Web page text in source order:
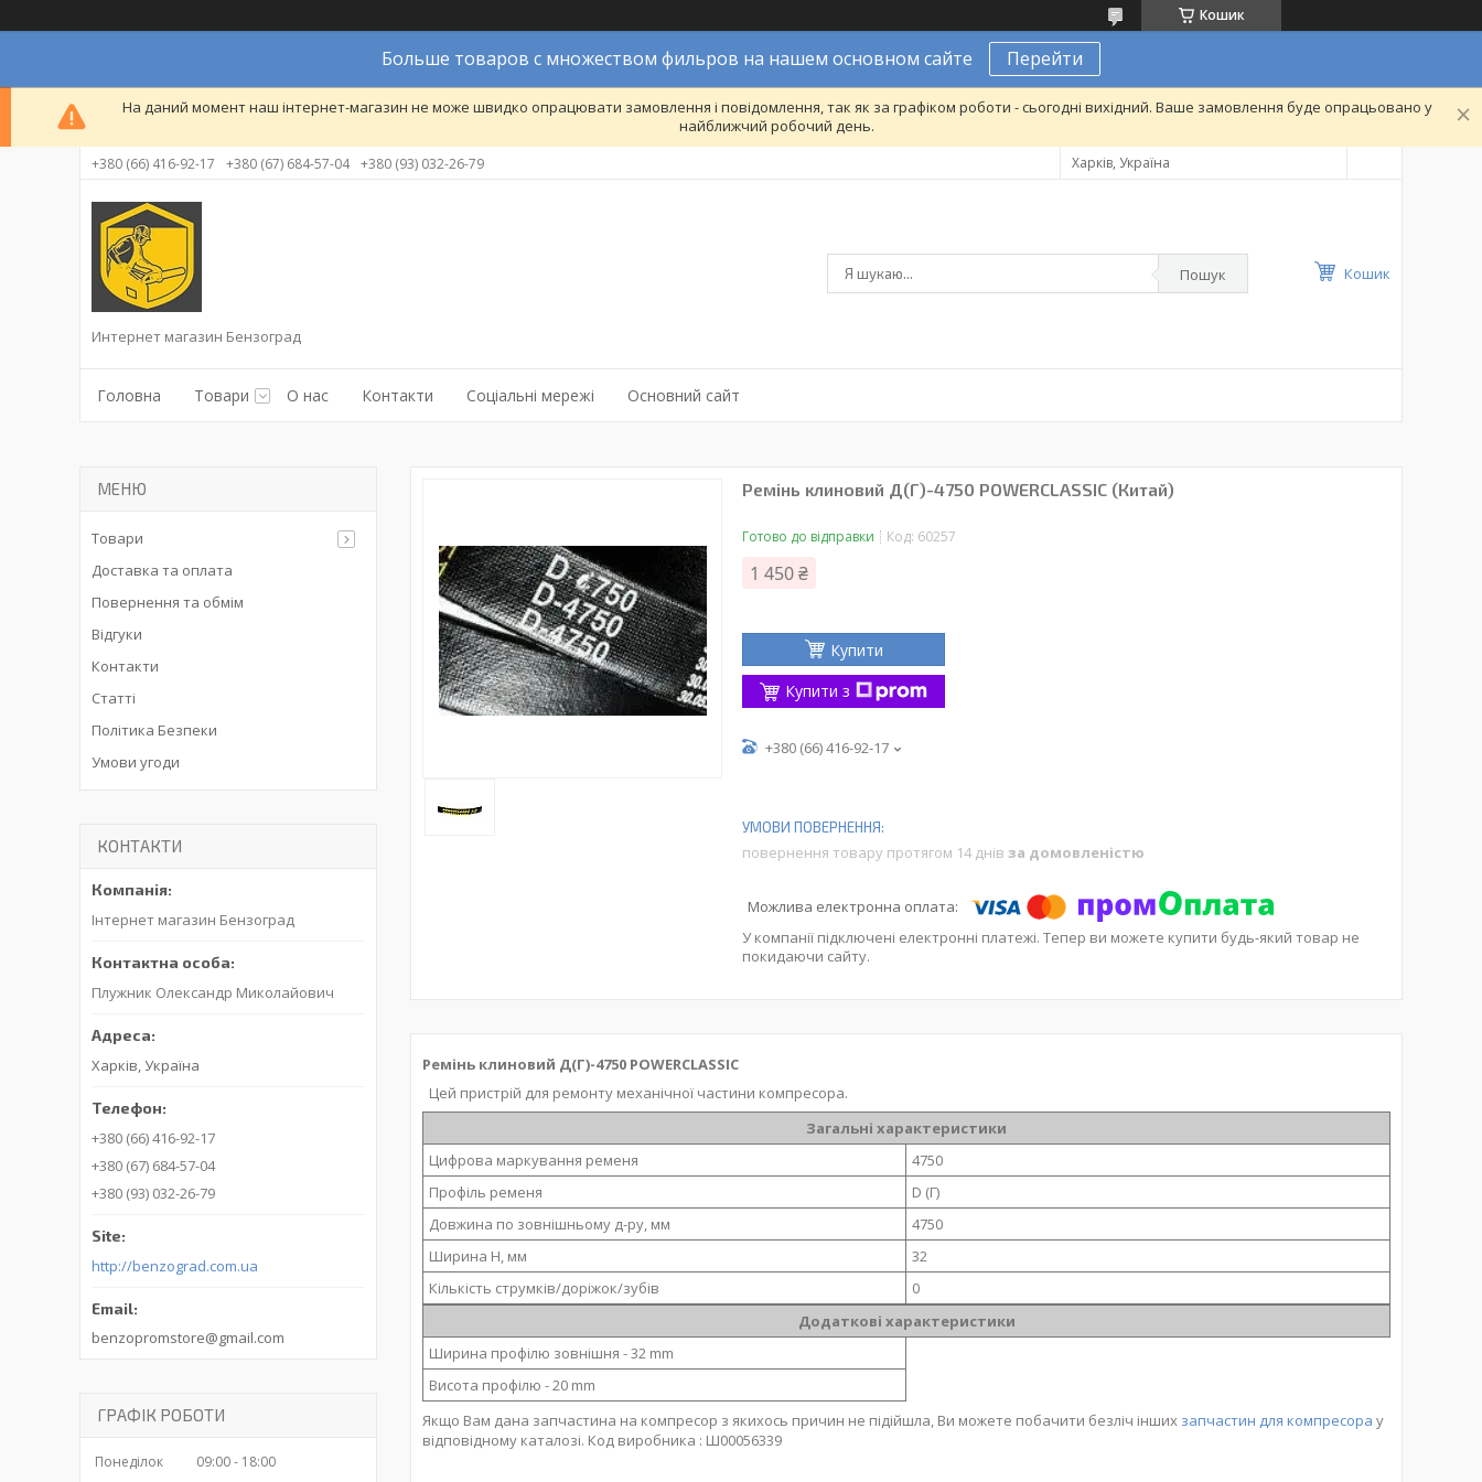
Кошик
Больше товаров с множеством фильров на нашем основном сайте Перейти
На даний момент наш інтернет-магазин не може швидко опрацювати замовлення і повідомлення, так як за графіком роботи - сьогодні вихідний. Ваше замовлення буде опрацьовано у
найближчий робочий день.
+380 (66) 416-92-17 +380 (67) 684-57-04 +380 (93) 032-26-79 Харків, Україна
Интернет магазин Бензоград
Пошук Кошик
Головна Товари О нас Контакти Соціальні мережі Основний сайт
Ремінь клиновий Д(Г)-4750 POWERCLASSIC (Китай)
Готово до відправки Код: 60257
1 450 ₴
Купити
Купити з
+380 (66) 416-92-17
повернення товару протягом 14 днів за домовленістю
У компанії підключені електронні платежі. Тепер ви можете купити будь-який товар не
покидаючи сайту.
Ремінь клиновий Д(Г)-4750 POWERCLASSIC
Цей пристрій для ремонту механічної частини компресора.
Загальні характеристики
Цифрова маркування ременя
4750
Профіль ременя
D (Г)
Довжина по зовнішньому д-ру, мм
4750
Ширина H, мм
32
Кількість струмків/доріжок/зубів
0
Додаткові характеристики
Ширина профілю зовнішня - 32 mm
Висота профілю - 20 mm
Якщо Вам дана запчастина на компресор з якихось причин не підійшла, Ви можете побачити безліч інших запчастин для компресора у
відповідному каталозі. Код виробника : Ш00056339
Товари
Доставка та оплата
Повернення та обмім
Відгуки
Контакти
Статті
Політика Безпеки
Умови угоди
КОНТАКТИ
Інтернет магазин Бензоград
Плужник Олександр Миколайович
Харків, Україна
+380 (66) 416-92-17
+380 (67) 684-57-04
+380 (93) 032-26-79
http://benzograd.com.ua
benzopromstore@gmail.com
ГРАФІК РОБОТИ
Понеділок 09:00
18:00